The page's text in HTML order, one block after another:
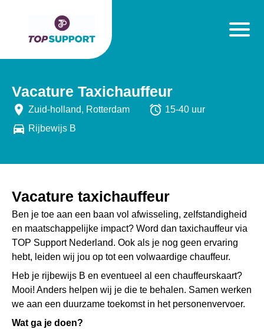
Vacature Taxichauffeur
place Zuid-holland, Rotterdam alarm 15-40 uur
directions_car Rijbewijs B
Vacature taxichauffeur
Ben je toe aan een baan vol afwisseling, zelfstandigheid
en maatschappelijke impact? Word dan taxichauffeur via
TOP Support Nederland. Ook als je nog geen ervaring
hebt, leiden wij jou op tot een volwaardige chauffeur.
Heb je rijbewijs B en eventueel al een chauffeurskaart?
Mooi! Anders helpen wij je die te behalen. Samen werken
we aan een duurzame toekomst in het personenvervoer.
Wat ga je doen?